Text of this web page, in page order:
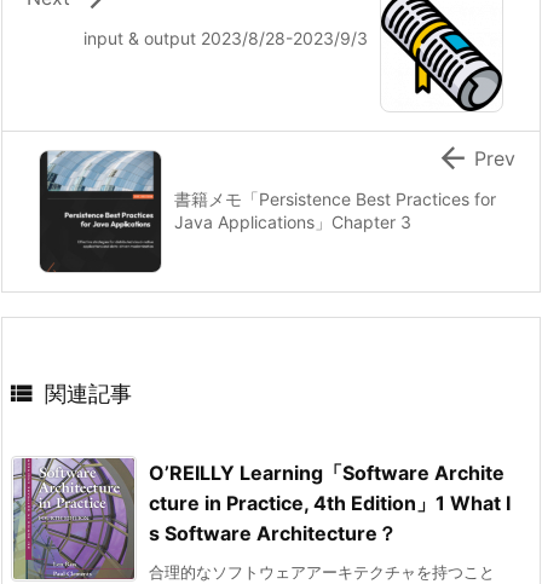
input & output 2023/8/28-2023/9/3
書籍メモ「Persistence Best Practices for
Java Applications」Chapter 3
 Prev
 関連記事
O’REILLY Learning「Software Archite
cture in Practice, 4th Edition」1 What I
s Software Architecture？
合理的なソフトウェアアーキテクチャを持つこと